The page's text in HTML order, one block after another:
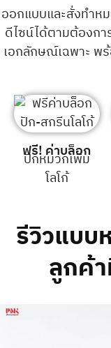
ออกแบบและสั่งทำห
ดีไซน์ได้ตามต้องกา
เอกลักษณ์เฉพาะ พ
ฟรี! ค่าบล็อก
ปักหมวกเพิ่ม
โลโก้
รีวิวแบ
ลูกค้